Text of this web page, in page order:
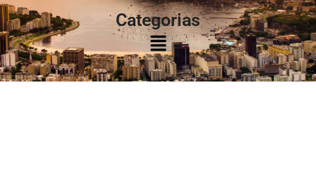
Categorias